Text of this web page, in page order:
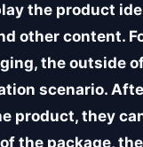
the product
other content.
the outside
scenario.
product, they
the package,